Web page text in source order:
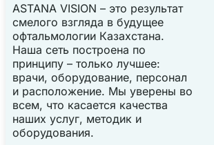
ASTANA VISION – это результат
смелого взгляда в будущее
офтальмологии Казахстана.
Наша сеть построена по
принципу – только лучшее:
врачи, оборудование, персонал
и расположение. Мы уверены во
всем, что касается качества
наших услуг, методик и
оборудования.